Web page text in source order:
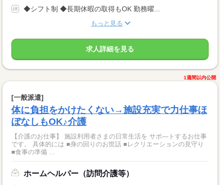
◆シフト制 ◆長期休暇の取得もOK 勤務曜...
もっと見る
求人詳細を見る
1週間以内公開
[一般派遣]
体に負担をかけたくない→施設充実で力仕事ほ
ぼなしもOK♪介護
【介護のお仕事】 施設利用者さまの日常生活を サポ―トするお仕事
です。 具体的には ■身の回りのお世話 ■レクリエーションの見守り
■食事の準備 ...
ホームヘルパー（訪問介護等）